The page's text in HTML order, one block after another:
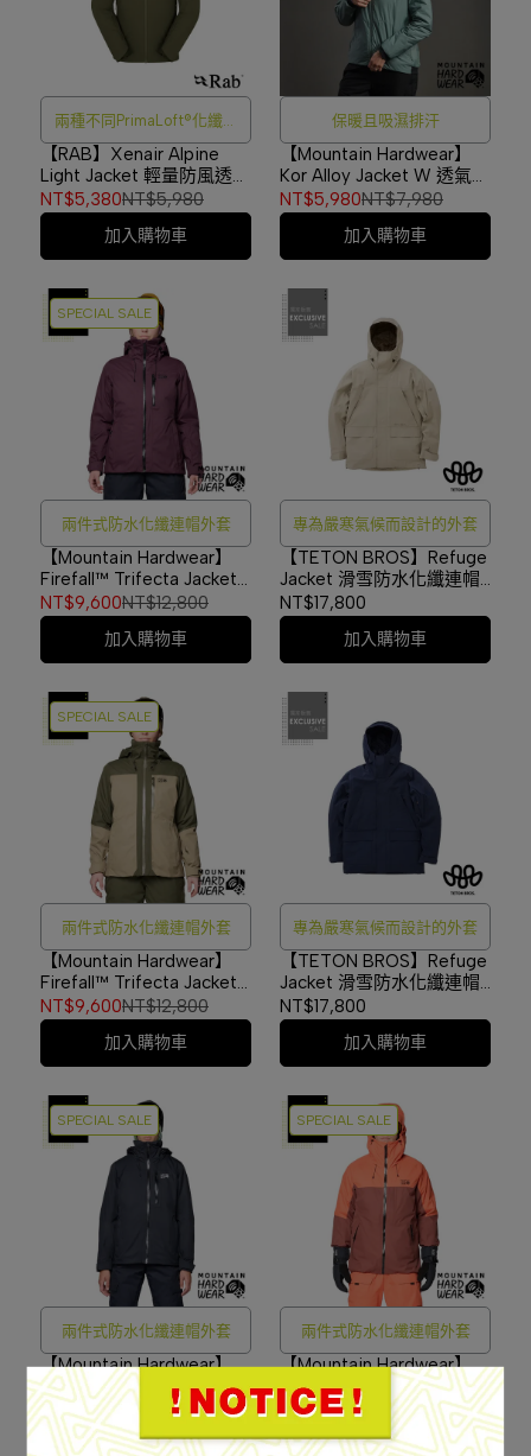
兩種不同PrimaLoft®化纖密
度填充
【RAB】Xenair Alpine
Light Jacket 輕量防風透氣
化纖連帽外套 男款 橄欖綠
#QIP17
NT$5,380NT$5,980
加入購物車
保暖且吸濕排汗
【Mountain Hardwear】
Kor Alloy Jacket W 透氣保
暖化纖立領外套 女款 鼠尾
草藍 #2128761
NT$5,980NT$7,980
加入購物車
SPECIAL SALE
兩件式防水化纖連帽外套
【Mountain Hardwear】
Firefall™ Trifecta Jacket
兩件式防水化纖連帽外套
女款 黑莓紫 #2134751
NT$9,600NT$12,800
加入購物車
專為嚴寒氣候而設計的外套
【TETON BROS】Refuge
Jacket 滑雪防水化纖連帽
外套 LT Brown
#TB25303M
NT$17,800
加入購物車
SPECIAL SALE
兩件式防水化纖連帽外套
【Mountain Hardwear】
Firefall™ Trifecta Jacket
兩件式防水化纖連帽外套
女款 深松綠/滑坡青
#2134751
NT$9,600NT$12,800
加入購物車
專為嚴寒氣候而設計的外套
【TETON BROS】Refuge
Jacket 滑雪防水化纖連帽
外套 Dark Navy
#TB25303M
NT$17,800
加入購物車
SPECIAL SALE
兩件式防水化纖連帽外套
【Mountain Hardwear】
Firefall™ Trifecta Jacket
兩件式防水化纖連帽外套
女款 黑色 #2134751
NT$9,600 NT$12,800
加入購物車
SPECIAL SALE
兩件式防水化纖連帽外套
【Mountain Hardwear】
Firefall™ Trifecta Jacket
兩件式防水化纖連帽外套
男款 波本褐/樣貌紅
#2134711
NT$9,600NT$12,800
加入購物車